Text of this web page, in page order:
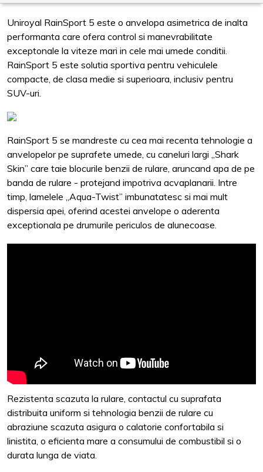
Uniroyal RainSport 5 este o anvelopa asimetrica de inalta
performanta care ofera control si manevrabilitate
exceptonale la viteze mari in cele mai umede conditii.
RainSport 5 este solutia sportiva pentru vehiculele
compacte, de clasa medie si superioara, inclusiv pentru
SUV-uri.
RainSport 5 se mandreste cu cea mai recenta tehnologie a
anvelopelor pe suprafete umede, cu caneluri largi „Shark
Skin” care taie blocurile benzii de rulare, aruncand apa de pe
banda de rulare - protejand impotriva acvaplanarii. Intre
timp, lamelele „Aqua-Twist” imbunatatesc si mai mult
dispersia apei, oferind acestei anvelope o aderenta
exceptionala pe drumurile periculos de alunecoase.
Rezistenta scazuta la rulare, contactul cu suprafata
distribuita uniform si tehnologia benzii de rulare cu
abraziune scazuta asigura o calatorie confortabila si
linistita, o eficienta mare a consumului de combustibil si o
durata lunga de viata.